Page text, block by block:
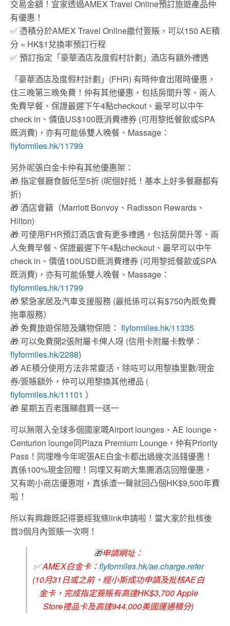
交易金額！宜家透過AMEX Travel Online預訂旅遊產品仲
有優惠！
✅ 憑積分於AMEX Travel Online繳付簽賬，可以150 AE積
分 = HK$1兌換率預訂行程
✅ 預訂指定「豪華酒店及度假村計劃」酒店有額外禮遇
「豪華酒店及度假村計劃」(FHR) 有時仲會出限時優惠，
住三晚第三晚免費！仲有其他優惠，包括房間升等、兩人
免費早餐、保證最遲下午4點checkout、最早可以中午
check in、價值US$100既消費禮券 (可用黎抵餐飲或SPA
既消費)，亦有可能係雙人晚餐、Massage：
flyformiles.hk/11799
另外呢張白金卡仲有其他優惠架：
🎁 指定餐廳食飯低至5折 (呢個好抵！基本上好多餐廳都有
折)
🎁 酒店會籍（Marriott Bonvoy、Radisson Rewards、
Hilton)
🎁 可使用FHR預訂酒店會有更多禮遇，包括房間升等、兩
人免費早餐、保證最遲下午4點checkout、最早可以中午
check in、價值100USD既消費禮券 (可用黎抵餐飲或SPA
既消費)，亦有可能係雙人晚餐、Massage：
flyformiles.hk/11799
🎁 緊急家居及汽車支援服務 (最抵係可以有$750內既免費
拖車服務）
🎁 免費旅遊保險及購物保險： flyformiles.hk/11335
🎁 可以免費開2張附屬卡俾人呀 (信用卡附屬卡教學：
flyformiles.hk/2288)
🎁 AE積分使用方法非常靈活，除咗可以用黎換里數/現金
券/簽賬額外，仲可以用黎換其他禮品 (
flyformiles.hk/11101 ）
🎁 星期五百老匯睇戲買一送一
可以無限入全球多個國家嘅Airport lounges、AE lounge、
Centurion lounge同Plaza Premium Lounge，仲有Priority
Pass！同埋喺今年呢張AE白金卡都出過幾次派錢優惠！
真係100%現金回贈！同埋又有啲大集團酒店回贈優惠，
又有啲小商店優惠咁，真係渣一聲就回凸個HK$9,500年費
啦！
所以有興趣既記得要經我條link申請啦！當大家於批核後
首3個月內簽賬一次啊！
🎁申請網址：
✅AMEX白金卡：flyformiles.hk/ae.charge.refer
(10月31日或之前，經小斯成功申請及批核AE白
金卡，完成指定簽賬有高達HK$3,700 Apple
Store禮品卡及高達944,000美國運通積分)